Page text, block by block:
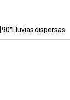
90°Lluvias dispersas